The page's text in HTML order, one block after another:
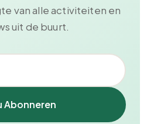
van alle activiteiten en
uit de buurt.
Abonneren